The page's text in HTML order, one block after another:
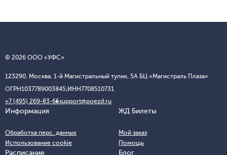
© 2026 ООО «УФС»
123290, Москва, 1-й Магистральный тупик, 5А БЦ «Магистраль Плаза»
ОГРН1037789003845;ИНН7708510731
+7 (495) 269-83-65support@poezd.ru
Информация
Обработка перс. данных
Использование cookie
ЖД Билеты
Мой заказ
Помощь
Расписание Блог